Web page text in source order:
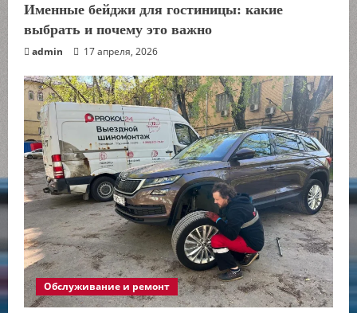
Именные бейджи для гостиницы: какие
выбрать и почему это важно
admin 17 апреля, 2026
Обслуживание и ремонт